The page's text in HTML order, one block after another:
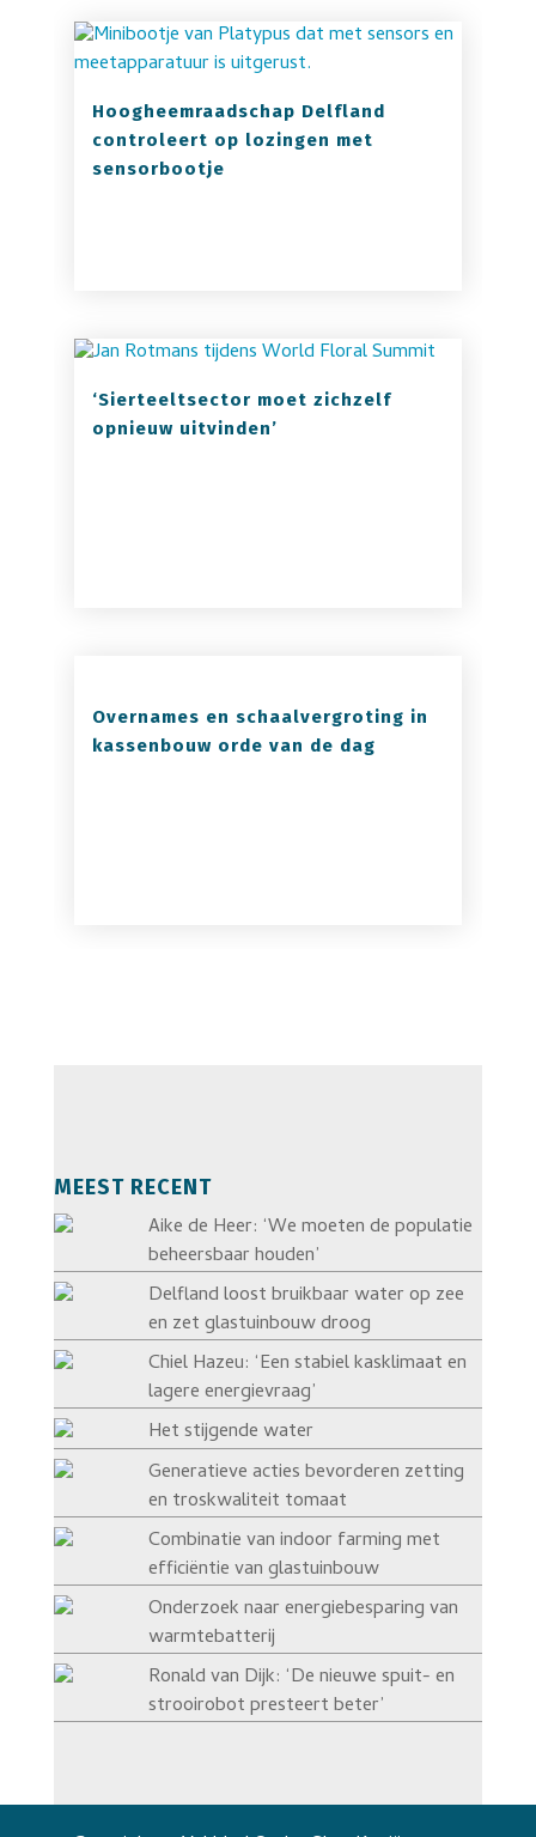
Hoogheemraadschap Delfland
controleert op lozingen met
sensorbootje
‘Sierteeltsector moet zichzelf
opnieuw uitvinden’
Overnames en schaalvergroting in
kassenbouw orde van de dag
MEEST RECENT
Aike de Heer: ‘We moeten de populatie
beheersbaar houden’
Delfland loost bruikbaar water op zee
en zet glastuinbouw droog
Chiel Hazeu: ‘Een stabiel kasklimaat en
lagere energievraag’
Het stijgende water
Generatieve acties bevorderen zetting
en troskwaliteit tomaat
Combinatie van indoor farming met
efficiëntie van glastuinbouw
Onderzoek naar energiebesparing van
warmtebatterij
Ronald van Dijk: ‘De nieuwe spuit- en
strooirobot presteert beter’